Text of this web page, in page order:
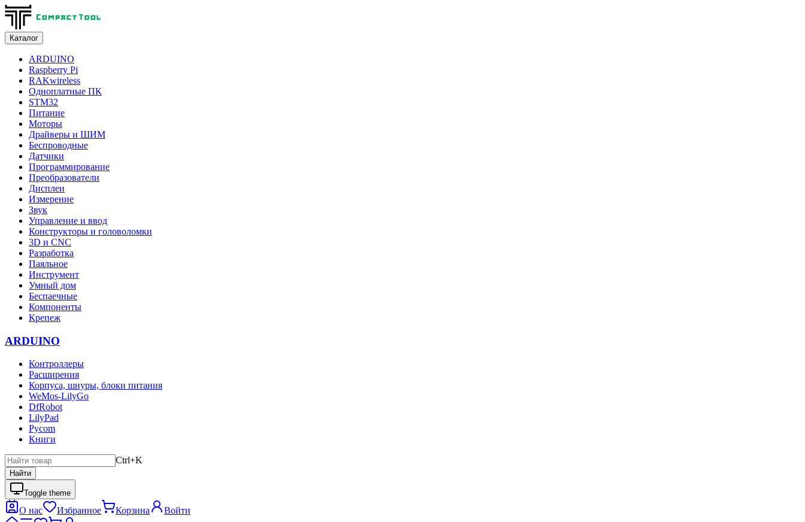
Каталог
ARDUINO
Raspberry Pi
RAKwireless
Одноплатные ПК
STM32
Питание
Моторы
Драйверы и ШИМ
Беспроводные
Датчики
Программирование
Преобразователи
Дисплеи
Измерение
Звук
Управление и ввод
Конструкторы и головоломки
3D и CNC
Разработка
Паяльное
Инструмент
Умный дом
Беспаечные
Компоненты
Крепеж
ARDUINO
Контроллеры
Расширения
Корпуса, шнуры, блоки питания
WeMos-LilyGo
DfRobot
LilyPad
Pycom
Книги
Ctrl+K
Найти
Toggle theme
О нас Избранное Корзина Войти